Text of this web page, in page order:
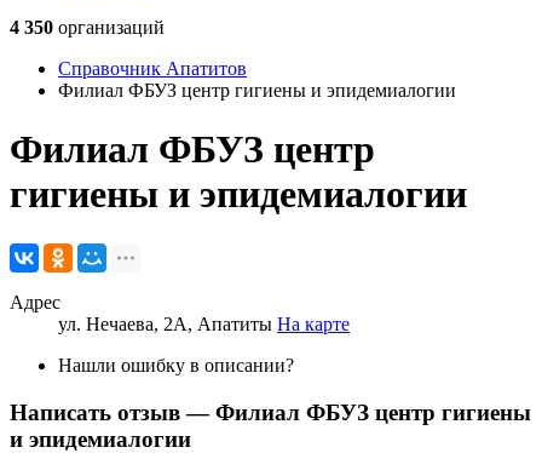
4 350 организаций
Справочник Апатитов
Филиал ФБУЗ центр гигиены и эпидемиалогии
Филиал ФБУЗ центр
гигиены и эпидемиалогии
Адрес
ул. Нечаева, 2А, Апатиты На карте
Нашли ошибку в описании?
Написать отзыв— Филиал ФБУЗ центр гигиены
и эпидемиалогии